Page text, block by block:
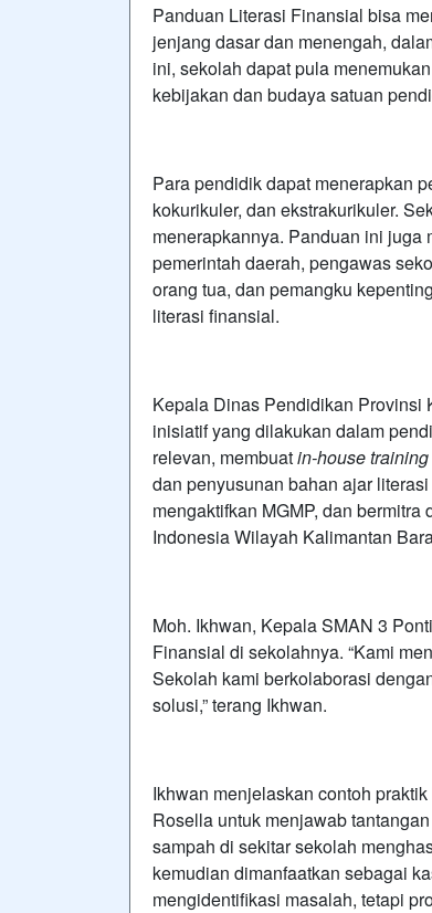
Panduan Literasi Finansial bisa
jenjang dasar dan menengah,
ini, sekolah dapat pula
kebijakan dan budaya satuan
Para pendidik dapat menerapkan
kokurikuler, dan ekstrakurikuler.
menerapkannya. Panduan ini juga
pemerintah daerah, pengawas
orang tua, dan pemangku
literasi finansial.
Kepala Dinas Pendidikan Provinsi
inisiatif yang dilakukan dalam
relevan, membuatin-house training
dan penyusunan bahan ajar
mengaktifkan MGMP, dan
Indonesia Wilayah Kalimantan
Moh. Ikhwan, Kepala SMAN 3
Finansial di sekolahnya. “Kami
Sekolah kami berkolaborasi
solusi,” terang Ikhwan.
Ikhwan menjelaskan contoh
Rosella untuk menjawab
sampah di sekitar sekolah
kemudian dimanfaatkan sebagai
mengidentifikasi masalah, tetapi